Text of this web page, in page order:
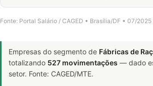
Fonte: Portal Salário / CAGED • Brasília/DF • 07/
Empresas do segmento de Fábricas de
totalizando 527 movimentações — dado
setor. Fonte: CAGED/MTE.